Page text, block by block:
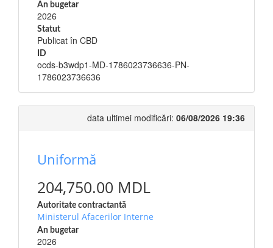
An bugetar
2026
Statut
Publicat în CBD
ID
ocds-b3wdp1-MD-1786023736636-PN-
1786023736636
data ultimei modificări: 06/08/2026 19:36
Uniformă
204,750.00 MDL
Autoritate contractantă
Ministerul Afacerilor Interne
An bugetar
2026